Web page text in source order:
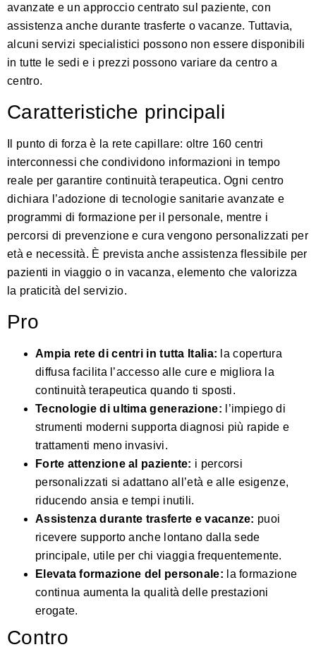
avanzate e un approccio centrato sul paziente, con
assistenza anche durante trasferte o vacanze. Tuttavia,
alcuni servizi specialistici possono non essere disponibili
in tutte le sedi e i prezzi possono variare da centro a
centro.
Caratteristiche principali
Il punto di forza è la rete capillare: oltre 160 centri
interconnessi che condividono informazioni in tempo
reale per garantire continuità terapeutica. Ogni centro
dichiara l’adozione di tecnologie sanitarie avanzate e
programmi di formazione per il personale, mentre i
percorsi di prevenzione e cura vengono personalizzati per
età e necessità. È prevista anche assistenza flessibile per
pazienti in viaggio o in vacanza, elemento che valorizza
la praticità del servizio.
Pro
Ampia rete di centri in tutta Italia: la copertura
diffusa facilita l’accesso alle cure e migliora la
continuità terapeutica quando ti sposti.
Tecnologie di ultima generazione: l’impiego di
strumenti moderni supporta diagnosi più rapide e
trattamenti meno invasivi.
Forte attenzione al paziente: i percorsi
personalizzati si adattano all’età e alle esigenze,
riducendo ansia e tempi inutili.
Assistenza durante trasferte e vacanze: puoi
ricevere supporto anche lontano dalla sede
principale, utile per chi viaggia frequentemente.
Elevata formazione del personale: la formazione
continua aumenta la qualità delle prestazioni
erogate.
Contro